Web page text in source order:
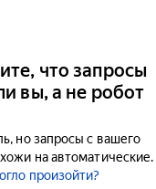
что запросы
вы, а не робот
но запросы с вашего
на автоматические.
произойти?